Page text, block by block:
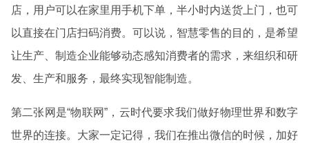
店，用户可以在家里用手机下单，半小时内送货上门，也可
以直接在门店扫码消费。可以说，智慧零售的目的，是希望
让生产、制造企业能够动态感知消费者的需求，来组织和研
发、生产和服务，最终实现智能制造。
第二张网是“物联网”，云时代要求我们做好物理世界和数字
世界的连接。大家一定记得，我们在推出微信的时候，加好